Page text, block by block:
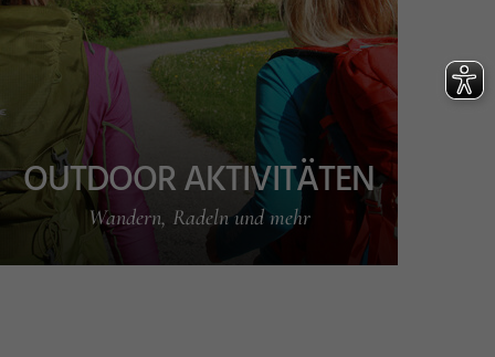
OUTDOOR AKTIVITÄTEN
Wandern, Radeln und mehr